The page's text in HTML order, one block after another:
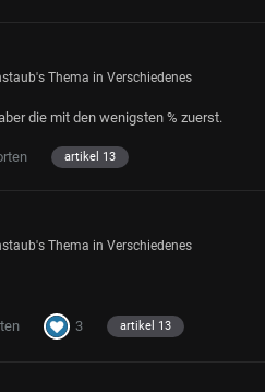
's Thema in Verschiedenes
die mit den wenigsten % zuerst.
artikel 13
's Thema in Verschiedenes
3 artikel 13